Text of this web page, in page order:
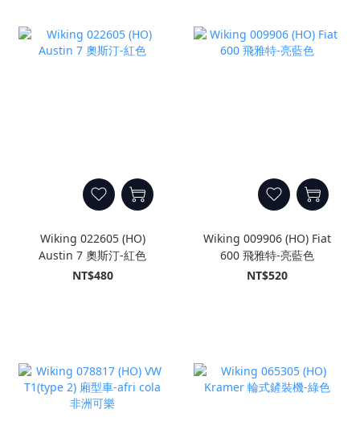
Wiking 022605 (HO)
Austin 7 奧斯汀-紅色
NT$480
Wiking 009906 (HO) Fiat
600 飛雅特-亮藍色
NT$520